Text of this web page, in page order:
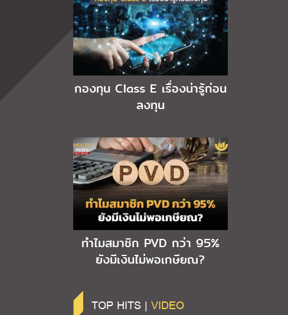
กองทุน Class E เรื่องน่ารู้ก่อน
ลงทุน
ทำไมสมาชิก PVD กว่า 95%
ยังมีเงินไม่พอเกษียณ?
TOP HITS | VIDEO